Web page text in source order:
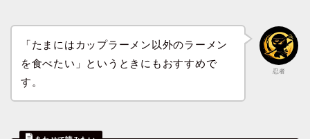
忍者
「たまにはカップラーメン以外のラーメン
を食べたい」というときにもおすすめで
す。